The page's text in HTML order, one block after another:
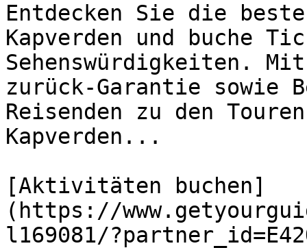
Entdecken Sie die
Kapverden und buche
Sehenswürdigkeiten.
zurück-Garantie sowie
Reisenden zu den
Kapverden...
[Aktivitäten buchen]
(https://
l169081/